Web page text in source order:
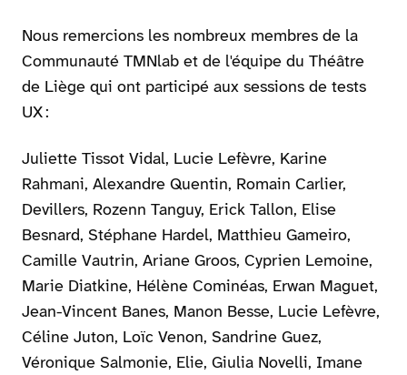
Nous remercions les nombreux membres de la
Communauté TMNlab et de l'équipe du Théâtre
de Liège qui ont participé aux sessions de tests
UX :
Juliette Tissot Vidal, Lucie Lefèvre, Karine
Rahmani, Alexandre Quentin, Romain Carlier,
Devillers, Rozenn Tanguy, Erick Tallon, Elise
Besnard, Stéphane Hardel, Matthieu Gameiro,
Camille Vautrin, Ariane Groos, Cyprien Lemoine,
Marie Diatkine, Hélène Cominéas, Erwan Maguet,
Jean-Vincent Banes, Manon Besse, Lucie Lefèvre,
Céline Juton, Loïc Venon, Sandrine Guez,
Véronique Salmonie, Elie, Giulia Novelli, Imane